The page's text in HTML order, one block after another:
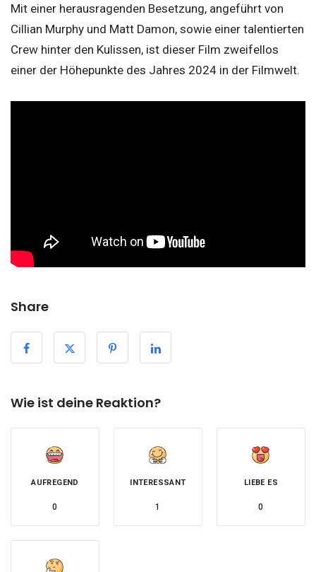
Mit einer herausragenden Besetzung, angeführt von
Cillian Murphy und Matt Damon, sowie einer talentierten
Crew hinter den Kulissen, ist dieser Film zweifellos
einer der Höhepunkte des Jahres 2024 in der Filmwelt.
Share
Wie ist deine Reaktion?
AUFREGEND
0
INTERESSANT
1
LIEBE ES
0